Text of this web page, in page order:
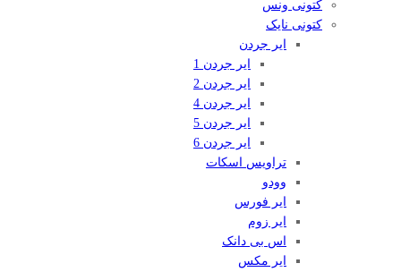
کتونی ونس
کتونی نایک
ایر جردن
ایر جردن 1
ایر جردن 2
ایر جردن 4
ایر جردن 5
ایر جردن 6
تراویس اسکات
وودو
ایر فورس
ایر زوم
اس بی دانک
ایر مکس